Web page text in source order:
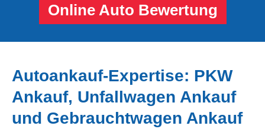
Online Auto Bewertung
Autoankauf-Expertise: PKW
Ankauf, Unfallwagen Ankauf
und Gebrauchtwagen Ankauf